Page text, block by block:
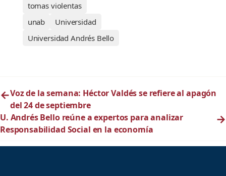
tomas violentas
unab
Universidad
Universidad Andrés Bello
←Voz de la semana: Héctor Valdés se refiere al apagón
del 24 de septiembre
U. Andrés Bello reúne a expertos para analizar
Responsabilidad Social en la economía
→